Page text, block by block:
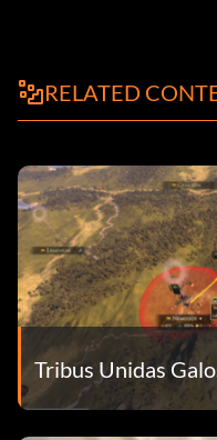
RELATED
Tribus Unidas